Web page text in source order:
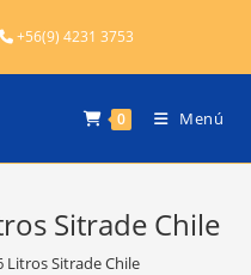
+56(9) 4231 3753
0 Menú
Sitrade Chile
Litros Sitrade Chile